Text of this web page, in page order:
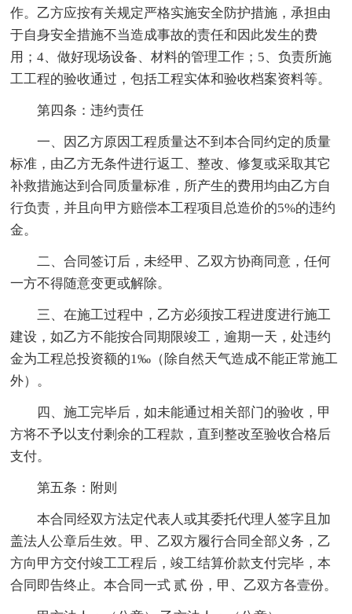
作。乙方应按有关规定严格实施安全防护措施，承担由
于自身安全措施不当造成事故的责任和因此发生的费
用；4、做好现场设备、材料的管理工作；5、负责所施
工工程的验收通过，包括工程实体和验收档案资料等。
第四条：违约责任
一、因乙方原因工程质量达不到本合同约定的质量
标准，由乙方无条件进行返工、整改、修复或采取其它
补救措施达到合同质量标准，所产生的费用均由乙方自
行负责，并且向甲方赔偿本工程项目总造价的5%的违约
金。
二、合同签订后，未经甲、乙双方协商同意，任何
一方不得随意变更或解除。
三、在施工过程中，乙方必须按工程进度进行施工
建设，如乙方不能按合同期限竣工，逾期一天，处违约
金为工程总投资额的1‰（除自然天气造成不能正常施工
外）。
四、施工完毕后，如未能通过相关部门的验收，甲
方将不予以支付剩余的工程款，直到整改至验收合格后
支付。
第五条：附则
本合同经双方法定代表人或其委托代理人签字且加
盖法人公章后生效。甲、乙双方履行合同全部义务，乙
方向甲方交付竣工工程后，竣工结算价款支付完毕，本
合同即告终止。本合同一式 贰 份，甲、乙双方各壹份。